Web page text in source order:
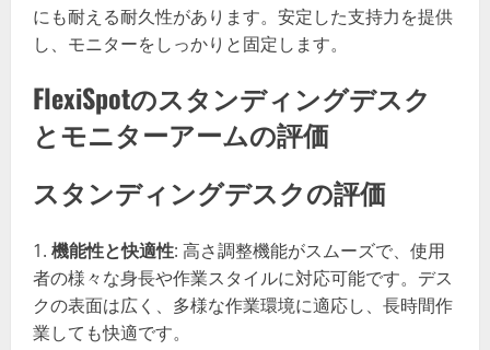
にも耐える耐久性があります。安定した支持力を提供
し、モニターをしっかりと固定します。
FlexiSpotのスタンディングデスク
とモニターアームの評価
スタンディングデスクの評価
機能性と快適性: 高さ調整機能がスムーズで、使用
者の様々な身長や作業スタイルに対応可能です。デス
クの表面は広く、多様な作業環境に適応し、長時間作
業しても快適です。